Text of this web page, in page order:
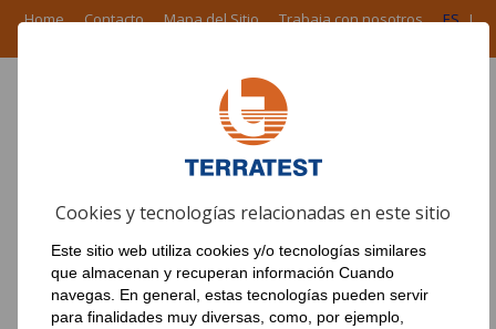
Home Contacto Mapa del Sitio Trabaja con nosotrosESI
ÁREA CORPORATIVA
PRODUCTOS
EN EL MUNDO
NOTICIAS
Cookies y tecnologías relacionadas en este sitio
Este sitio web utiliza cookies y/o tecnologías similares
que almacenan y recuperan información Cuando
navegas. En general, estas tecnologías pueden servir
para finalidades muy diversas, como, por ejemplo,